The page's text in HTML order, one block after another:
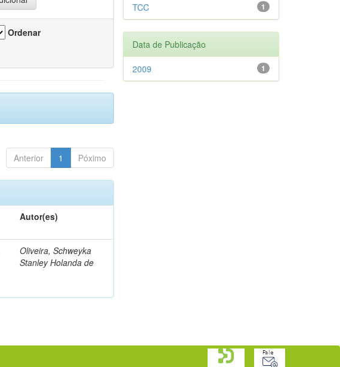
Ordenar
Anterior 1 Póximo
Autor(es)
Oliveira, Schweyka
Stanley Holanda de
1
TCC
Data de Publicação
1
2009